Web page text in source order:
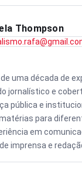
Thompson
uma década de
jornalístico e
pública e
para
em
imprensa e